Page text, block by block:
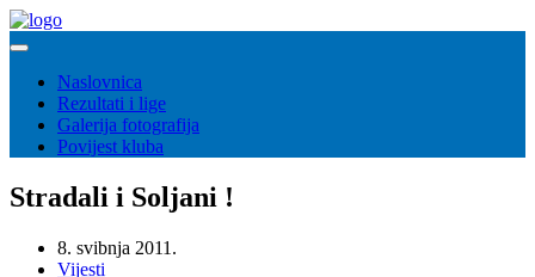
Naslovnica
Rezultati i lige
Galerija fotografija
Povijest kluba
Stradali i Soljani !
8. svibnja 2011.
Vijesti